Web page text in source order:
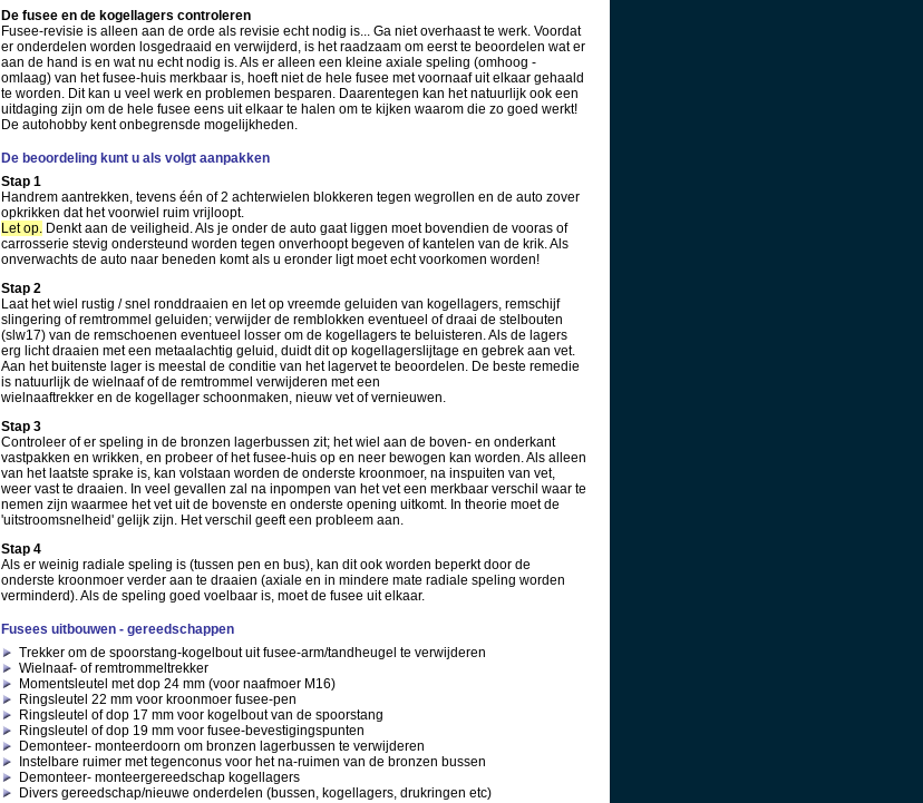
De fusee en de kogellagers controleren
Fusee-revisie is alleen aan de orde als revisie echt nodig is... Ga niet overhaast te werk. Voordat
er onderdelen worden losgedraaid en verwijderd, is het raadzaam om eerst te beoordelen wat er
aan de hand is en wat nu echt nodig is. Als er alleen een kleine axiale speling (omhoog -
omlaag) van het fusee-huis merkbaar is, hoeft niet de hele fusee met voornaaf uit elkaar gehaald
te worden. Dit kan u veel werk en problemen besparen. Daarentegen kan het natuurlijk ook een
uitdaging zijn om de hele fusee eens uit elkaar te halen om te kijken waarom die zo goed werkt!
De autohobby kent onbegrensde mogelijkheden.
De beoordeling kunt u als volgt aanpakken
Stap 1
Handrem aantrekken, tevens één of 2 achterwielen blokkeren tegen wegrollen en de auto zover
opkrikken dat het voorwiel ruim vrijloopt.
Let op. Denkt aan de veiligheid. Als je onder de auto gaat liggen moet bovendien de vooras of
carrosserie stevig ondersteund worden tegen onverhoopt begeven of kantelen van de krik. Als
onverwachts de auto naar beneden komt als u eronder ligt moet echt voorkomen worden!
Stap 2
Laat het wiel rustig / snel ronddraaien en let op vreemde geluiden van kogellagers, remschijf
slingering of remtrommel geluiden; verwijder de remblokken eventueel of draai de stelbouten
(slw17) van de remschoenen eventueel losser om de kogellagers te beluisteren. Als de lagers
erg licht draaien met een metaalachtig geluid, duidt dit op kogellagerslijtage en gebrek aan vet.
Aan het buitenste lager is meestal de conditie van het lagervet te beoordelen. De beste remedie
is natuurlijk de wielnaaf of de remtrommel verwijderen met een
wielnaaftrekker en de kogellager schoonmaken, nieuw vet of vernieuwen.
Stap 3
Controleer of er speling in de bronzen lagerbussen zit; het wiel aan de boven- en onderkant
vastpakken en wrikken, en probeer of het fusee-huis op en neer bewogen kan worden. Als alleen
van het laatste sprake is, kan volstaan worden de onderste kroonmoer, na inspuiten van vet,
weer vast te draaien. In veel gevallen zal na inpompen van het vet een merkbaar verschil waar te
nemen zijn waarmee het vet uit de bovenste en onderste opening uitkomt. In theorie moet de
'uitstroomsnelheid' gelijk zijn. Het verschil geeft een probleem aan.
Stap 4
Als er weinig radiale speling is (tussen pen en bus), kan dit ook worden beperkt door de
onderste kroonmoer verder aan te draaien (axiale en in mindere mate radiale speling worden
verminderd). Als de speling goed voelbaar is, moet de fusee uit elkaar.
Fusees uitbouwen - gereedschappen
Trekker om de spoorstang-kogelbout uit fusee-arm/tandheugel te verwijderen
Wielnaaf- of remtrommeltrekker
Momentsleutel met dop 24 mm (voor naafmoer M16)
Ringsleutel 22 mm voor kroonmoer fusee-pen
Ringsleutel of dop 17 mm voor kogelbout van de spoorstang
Ringsleutel of dop 19 mm voor fusee-bevestigingspunten
Demonteer- monteerdoorn om bronzen lagerbussen te verwijderen
Instelbare ruimer met tegenconus voor het na-ruimen van de bronzen bussen
Demonteer- monteergereedschap kogellagers
Divers gereedschap/nieuwe onderdelen (bussen, kogellagers, drukringen etc)